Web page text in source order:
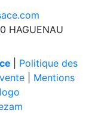
HAGUENAU
Politique des
| Mentions